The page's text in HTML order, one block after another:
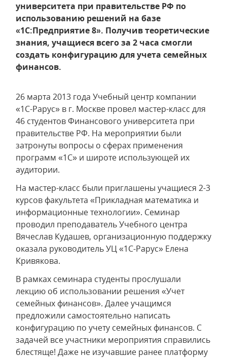
университета при правительстве РФ по
использованию решений на базе
«1С:Предприятие 8». Получив теоретические
знания, учащиеся всего за 2 часа смогли
создать конфигурацию для учета семейных
финансов.
26 марта 2013 года Учебный центр компании
«1С-Рарус» в г. Москве провел мастер-класс для
46 студентов Финансового университета при
правительстве РФ. На мероприятии были
затронуты вопросы о сферах применения
программ «1С» и широте использующей их
аудитории.
На мастер-класс были приглашены учащиеся 2-3
курсов факультета «Прикладная математика и
информационные технологии». Семинар
проводил преподаватель Учебного центра
Вячеслав Кудашев, организационную поддержку
оказала руководитель УЦ «1С-Рарус» Елена
Кривякова.
В рамках семинара студенты прослушали
лекцию об использовании решения «Учет
семейных финансов». Далее учащимся
предложили самостоятельно написать
конфигурацию по учету семейных финансов. С
задачей все участники мероприятия справились
блестяще! Даже не изучавшие ранее платформу